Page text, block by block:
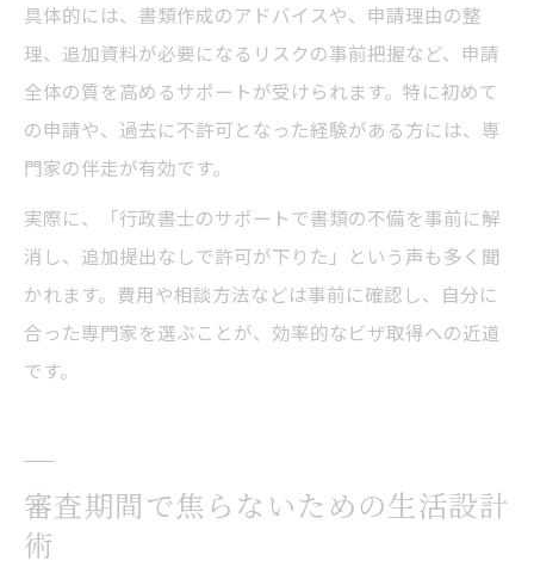
具体的には、書類作成のアドバイスや、申請理由の整
理、追加資料が必要になるリスクの事前把握など、申請
全体の質を高めるサポートが受けられます。特に初めて
の申請や、過去に不許可となった経験がある方には、専
門家の伴走が有効です。
実際に、「行政書士のサポートで書類の不備を事前に解
消し、追加提出なしで許可が下りた」という声も多く聞
かれます。費用や相談方法などは事前に確認し、自分に
合った専門家を選ぶことが、効率的なビザ取得への近道
です。
審査期間で焦らないための生活設計
術